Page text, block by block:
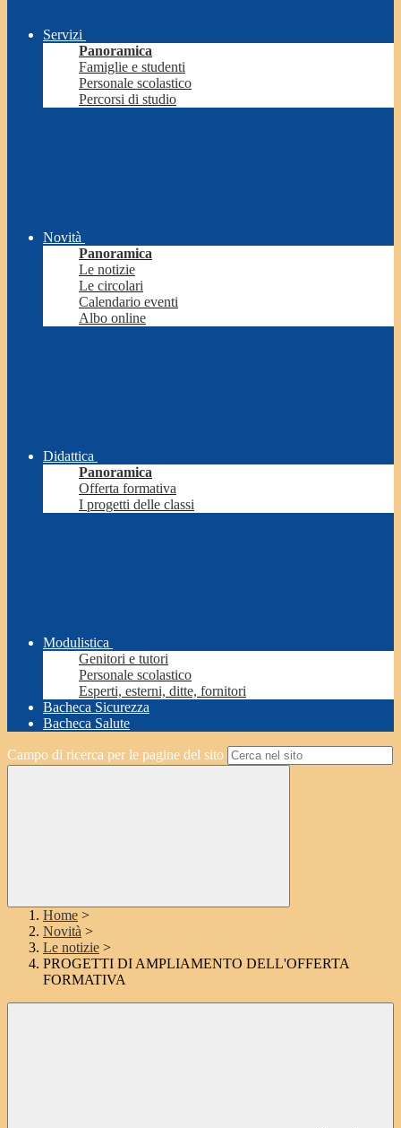
Servizi
Panoramica
Famiglie e studenti
Personale scolastico
Percorsi di studio
Novità
Panoramica
Le notizie
Le circolari
Calendario eventi
Albo online
Didattica
Panoramica
Offerta formativa
I progetti delle classi
Modulistica
Genitori e tutori
Personale scolastico
Esperti, esterni, ditte, fornitori
Bacheca Sicurezza
Bacheca Salute
Campo di ricerca per le pagine del sito
Home >
Novità >
Le notizie >
PROGETTI DI AMPLIAMENTO DELL'OFFERTA
FORMATIVA